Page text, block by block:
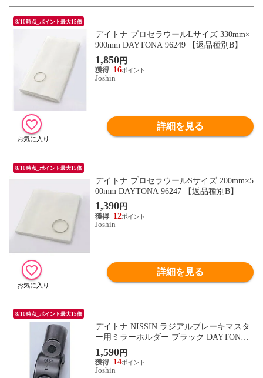
8/10時点_ポイント最大15倍
デイトナ プロセラウールLサイズ 330mm×
900mm DAYTONA 96249 【返品種別B】
1,850円
16
Joshin
詳細を見る
8/10時点_ポイント最大15倍
デイトナ プロセラウールSサイズ 200mm×5
00mm DAYTONA 96247 【返品種別B】
1,390円
12
Joshin
詳細を見る
8/10時点_ポイント最大15倍
デイトナ NISSIN ラジアルブレーキマスタ
ー用ミラーホルダー ブラック DAYTONA 3
6206 【返品種別B】
1,590円
14
Joshin